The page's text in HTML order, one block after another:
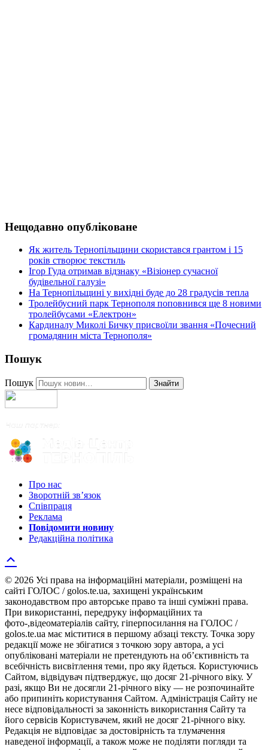
Нещодавно опубліковане
Як житель Тернопільщини скористався грантом і 15
років створює текстиль
Ігор Гуда отримав відзнаку «Візіонер сучасної
будівельної галузі»
На Тернопільщині у вихідні буде до 28 градусів тепла
Тролейбусний парк Тернополя поповнився ще 8 новими
тролейбусами «Електрон»
Кардиналу Миколі Бичку присвоїли звання «Почесний
громадянин міста Тернополя»
Пошук
Пошук Знайти
Про нас
Зворотній зв’язок
Співпраця
Реклама
Повідомити новину
Редакційна політика
© 2026 Усі права на інформаційні матеріали, розміщені на
сайті ГОЛОС / golos.te.ua, захищені українським
законодавством про авторське право та інші суміжні права.
При використанні, передруку інформаційних та
фото-,відеоматеріалів сайту, гіперпосилання на ГОЛОС /
golos.te.ua має міститися в першому абзаці тексту. Точка зору
редакції може не збігатися з точкою зору автора, а усі
опубліковані матеріали не претендують на об’єктивність та
всебічність висвітлення теми, про яку йдеться. Користуючись
Сайтом, відвідувач підтверджує, що досяг 21-річного віку. У
разі, якщо Ви не досягли 21-річного віку — не розпочинайте
або припиніть користування Сайтом. Адміністрація Сайту не
несе відповідальності за законність використання Сайту та
його сервісів Користувачем, який не досяг 21-річного віку.
Редакція не відповідає за достовірність та тлумачення
наведеної інформації, а також може не поділяти погляди та